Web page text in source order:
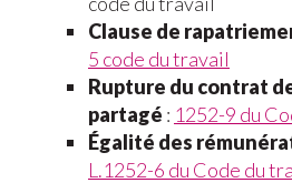
Clause de
5 code du travail
Rupture du contrat
partagé : 1252-9 du
Égalité des
L.1252-6 du Code du